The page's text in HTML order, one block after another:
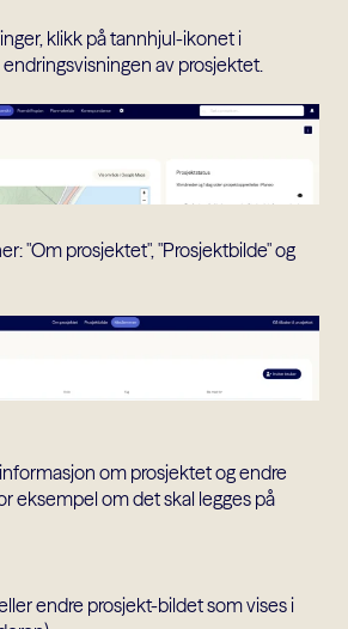
klikk på tannhjul-ikonet i
av prosjektet.
"Om prosjektet", "Prosjektbilde" og
om prosjektet og endre
eksempel om det skal legges på
endre prosjekt-bildet som vises i